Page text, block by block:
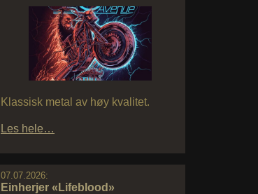
Klassisk metal av høy kvalitet.
Les hele…
07.07.2026:
Einherjer «Lifeblood»